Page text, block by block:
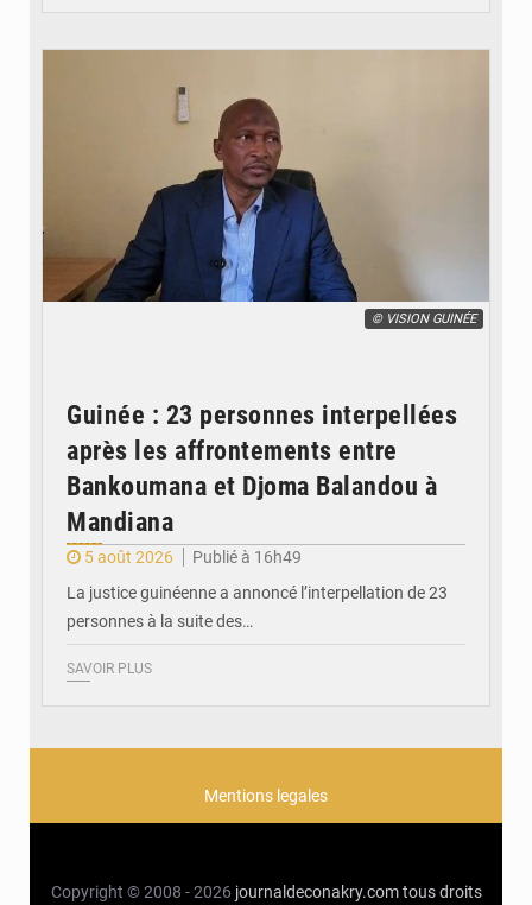
© VISION GUINÉE
Guinée : 23 personnes interpellées
après les affrontements entre
Bankoumana et Djoma Balandou à
Mandiana
5 août 2026
Publié à 16h49
La justice guinéenne a annoncé l’interpellation de 23
personnes à la suite des…
SAVOIR PLUS
Mentions legales
Copyright © 2008 - 2026 journaldeconakry.com tous droits